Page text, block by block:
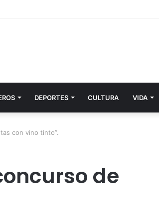
DEPORTES CULTURA VIDA
con vino tinto”.
de